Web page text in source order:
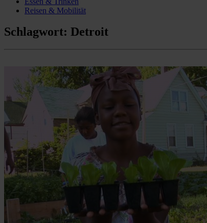
Reisen & Mobilität
Schlagwort: Detroit